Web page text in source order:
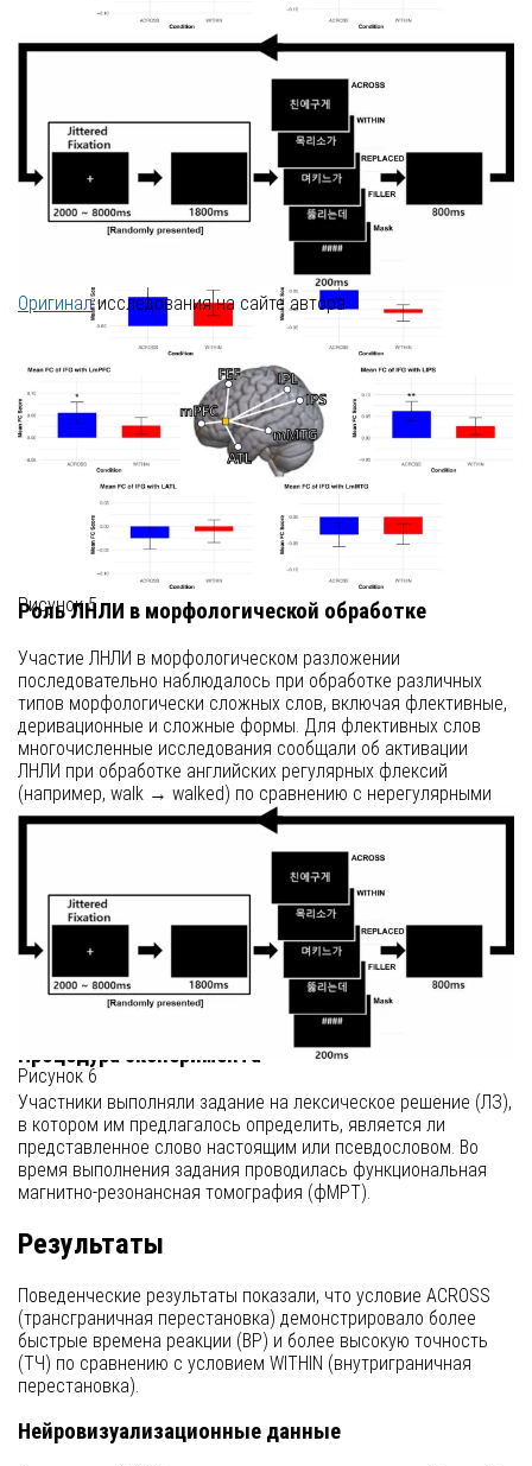
Рисунок 5
Рисунок 6
Оригиналисследования на сайте автора
Левая нижняя лобная извилина (ЛНЛИ) хорошо известна
своей ролью в обработке языка, особенно в синтаксисе, что
подтверждается многочисленными исследованиями. Ранние
нейропсихологические исследования показали, что
нарушения грамматического производства, часто
наблюдаемые у пациентов с афазией Брока, подтверждают
роль ЛНЛИ, включая область Брока, в синтаксической
Роль ЛНЛИ в морфологической обработке
Участие ЛНЛИ в морфологическом разложении
последовательно наблюдалось при обработке различных
типов морфологически сложных слов, включая флективные,
деривационные и сложные формы. Для флективных слов
многочисленные исследования сообщали об активации
ЛНЛИ при обработке английских регулярных флексий
(например, walk → walked) по сравнению с нерегулярными
(например, run → ran).
В исследовании приняли участие 63 здоровых добровольца с
праворукостью. Один участник был исключен из-за низкой
производительности. Стимулы состояли из 120 корейских
существительных, каждое из которых содержало три слога и
имело четкие морфемные границы.
Процедура эксперимента
Участники выполняли задание на лексическое решение (ЛЗ),
в котором им предлагалось определить, является ли
представленное слово настоящим или псевдословом. Во
время выполнения задания проводилась функциональная
магнитно-резонансная томография (фМРТ).
Результаты
Поведенческие результаты показали, что условие ACROSS
(трансграничная перестановка) демонстрировало более
быстрые времена реакции (ВР) и более высокую точность
(ТЧ) по сравнению с условием WITHIN (внутриграничная
перестановка).
Нейровизуализационные данные